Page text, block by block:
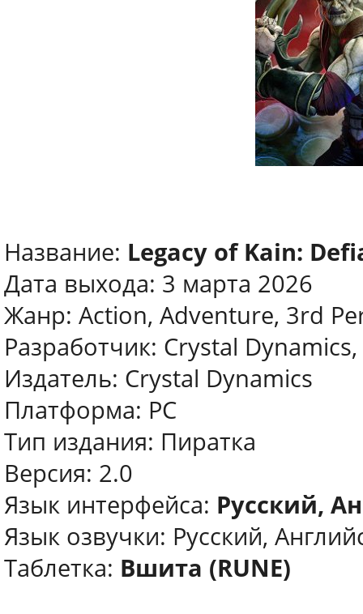
Название: Legacy of Kain:
Дата выхода: 3 марта 2026
Жанр: Action, Adventure, 3rd
Разработчик: Crystal
Издатель: Crystal Dynamics
Платформа: PC
Тип издания: Пиратка
Версия: 2.0
Язык интерфейса: Русский,
Язык озвучки: Русский,
Таблетка: Вшита (RUNE)